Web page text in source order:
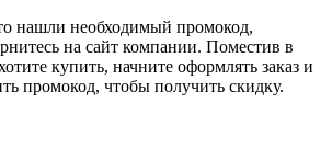
нашли необходимый промокод,
на сайт компании. Поместив в
купить, начните оформлять заказ и
промокод, чтобы получить скидку.